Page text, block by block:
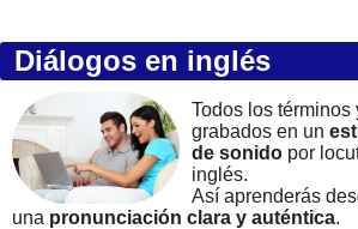
Diálogos en inglés
Todos los
grabados en un
de sonido por
inglés.
Así aprenderás
una pronunciación clara y auténtica.